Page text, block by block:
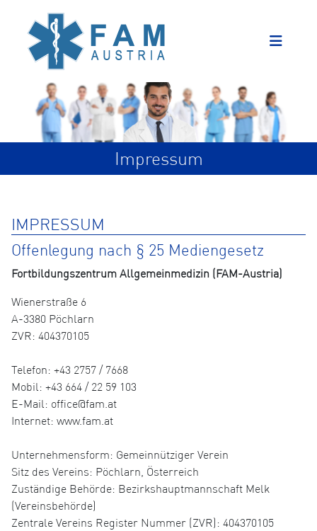
Impressum
IMPRESSUM
Offenlegung nach § 25 Mediengesetz
Fortbildungszentrum Allgemeinmedizin (FAM-Austria)
Wienerstraße 6
A-3380 Pöchlarn
ZVR: 404370105
Telefon: +43 2757 / 7668
Mobil: +43 664 / 22 59 103
E-Mail: office@fam.at
Internet: www.fam.at
Unternehmensform: Gemeinnütziger Verein
Sitz des Vereins: Pöchlarn, Österreich
Zuständige Behörde: Bezirkshauptmannschaft Melk
(Vereinsbehörde)
Zentrale Vereins Register Nummer (ZVR): 404370105